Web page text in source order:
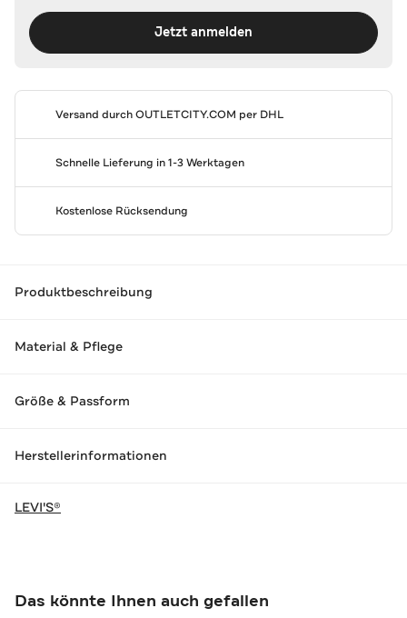
Jetzt anmelden
Versand durchOUTLETCITY.COM per DHL
Schnelle Lieferung in 1-3 Werktagen
Kostenlose Rücksendung
Produktbeschreibung
Material & Pflege
Größe & Passform
Herstellerinformationen
LEVI'S®
Das könnte Ihnen auch gefallen